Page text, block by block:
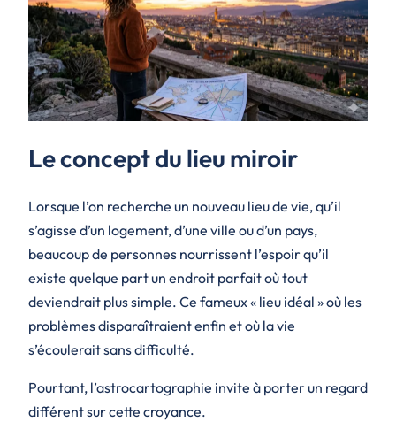
Le concept du lieu miroir
Lorsque l’on recherche un nouveau lieu de vie, qu’il
s’agisse d’un logement, d’une ville ou d’un pays,
beaucoup de personnes nourrissent l’espoir qu’il
existe quelque part un endroit parfait où tout
deviendrait plus simple. Ce fameux « lieu idéal » où les
problèmes disparaîtraient enfin et où la vie
s’écoulerait sans difficulté.
Pourtant, l’astrocartographie invite à porter un regard
différent sur cette croyance.